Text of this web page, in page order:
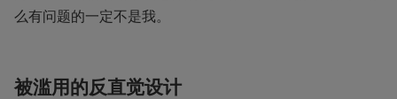
么有问题的一定不是我。
被滥用的反直觉设计